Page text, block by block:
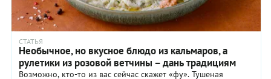
СТАТЬЯ
Необычное, но вкусное блюдо из кальмаров, а
рулетики из розовой ветчины – дань традициям
Возможно, кто-то из вас сейчас скажет «фу». Тушеная